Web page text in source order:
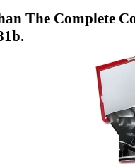
The Complete